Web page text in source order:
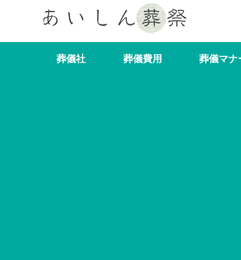
葬儀社 葬儀費用 葬儀マナ